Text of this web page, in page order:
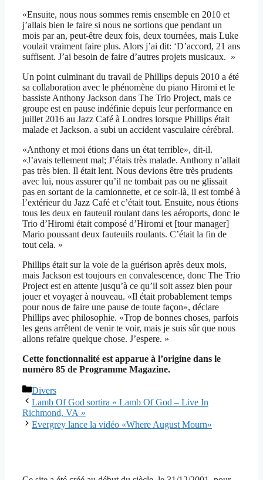
«Ensuite, nous nous sommes remis ensemble en 2010 et
j’allais bien le faire si nous ne sortions que pendant un
mois par an, peut-être deux fois, deux tournées, mais Luke
voulait vraiment faire plus. Alors j’ai dit: ‘D’accord, 21 ans
suffisent. J’ai besoin de faire d’autres projets musicaux. »
Un point culminant du travail de Phillips depuis 2010 a été
sa collaboration avec le phénomène du piano Hiromi et le
bassiste Anthony Jackson dans The Trio Project, mais ce
groupe est en pause indéfinie depuis leur performance en
juillet 2016 au Jazz Café à Londres lorsque Phillips était
malade et Jackson. a subi un accident vasculaire cérébral.
«Anthony et moi étions dans un état terrible», dit-il.
«J’avais tellement mal; J’étais très malade. Anthony n’allait
pas très bien. Il était lent. Nous devions être très prudents
avec lui, nous assurer qu’il ne tombait pas ou ne glissait
pas en sortant de la camionnette, et ce soir-là, il est tombé à
l’extérieur du Jazz Café et c’était tout. Ensuite, nous étions
tous les deux en fauteuil roulant dans les aéroports, donc le
Trio d’Hiromi était composé d’Hiromi et [tour manager]
Mario poussant deux fauteuils roulants. C’était la fin de
tout cela. »
Phillips était sur la voie de la guérison après deux mois,
mais Jackson est toujours en convalescence, donc The Trio
Project est en attente jusqu’à ce qu’il soit assez bien pour
jouer et voyager à nouveau. «Il était probablement temps
pour nous de faire une pause de toute façon», déclare
Phillips avec philosophie. «Trop de bonnes choses, parfois
les gens arrêtent de venir te voir, mais je suis sûr que nous
allons refaire quelque chose. J’espere. »
Cette fonctionnalité est apparue à l’origine dans le
numéro 85 de Programme Magazine.
Catégories
Divers
Lamb Of God sortira « Lamb Of God – Live In
Richmond, VA »
Evergrey lance la vidéo «Where August Mourn»